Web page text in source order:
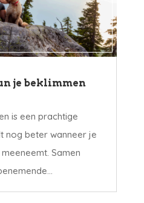
je beklimmen
is een prachtige
nog beter wanneer je
Samen